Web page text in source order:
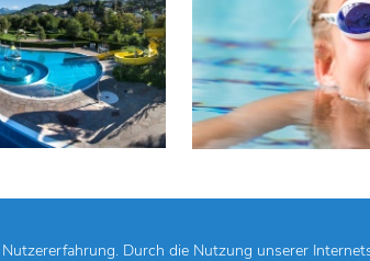
Durch die Nutzung unserer